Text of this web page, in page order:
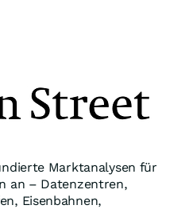
Marktanalysen für
an – Datenzentren,
Eisenbahnen,